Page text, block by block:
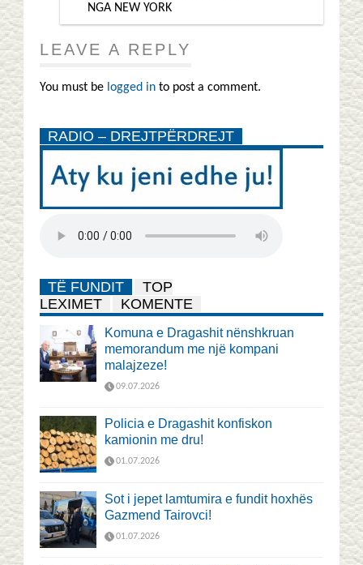
NGA NEW YORK
LEAVE A REPLY
You must be logged in to post a comment.
RADIO – DREJTPËRDREJT
TË FUNDIT
TOP
LEXIMET
KOMENTE
Komuna e Dragashit nënshkruan
memorandum me një kompani
malajzeze!
09.07.2026
Policia e Dragashit konfiskon
kamionin me dru!
01.07.2026
Sot i jepet lamtumira e fundit hoxhës
Gazmend Tairovci!
01.07.2026